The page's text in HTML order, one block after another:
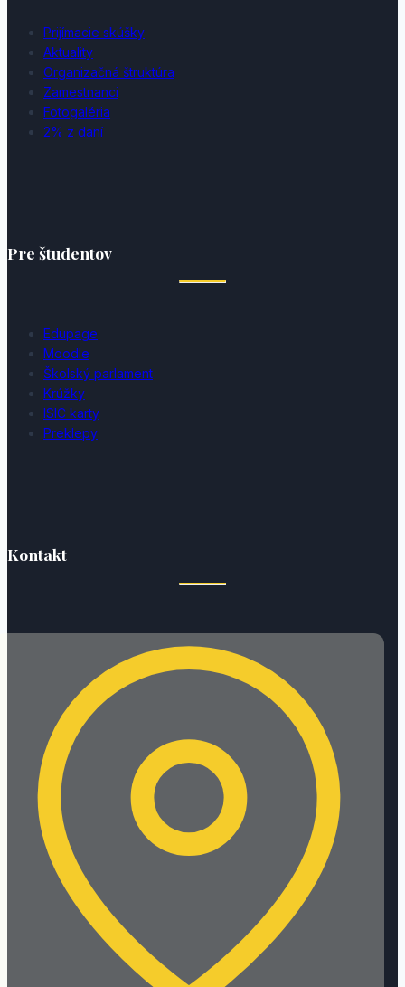
Prijímacie skúšky
Aktuality
Organizačná štruktúra
Zamestnanci
Fotogaléria
2% z daní
Pre študentov
Edupage
Moodle
Školský parlament
Krúžky
ISIC karty
Preklepy
Kontakt